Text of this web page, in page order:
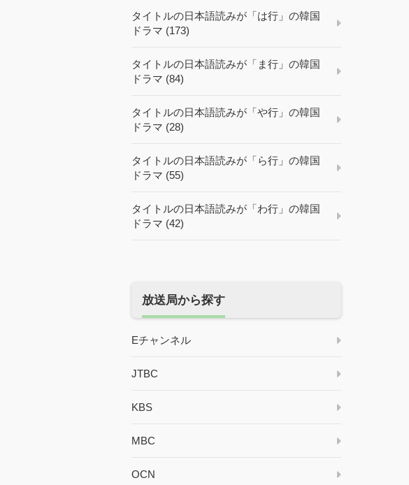
タイトルの日本語読みが「は行」の韓国
ドラマ (173)
タイトルの日本語読みが「ま行」の韓国
ドラマ (84)
タイトルの日本語読みが「や行」の韓国
ドラマ (28)
タイトルの日本語読みが「ら行」の韓国
ドラマ (55)
タイトルの日本語読みが「わ行」の韓国
ドラマ (42)
放送局から探す
Eチャンネル
JTBC
KBS
MBC
OCN